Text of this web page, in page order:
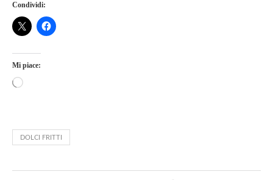
Condividi:
Mi piace:
DOLCI FRITTI